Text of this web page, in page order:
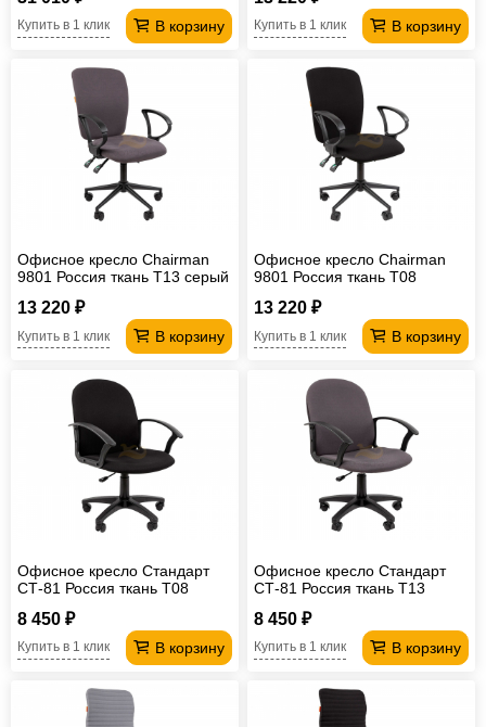
В корзину
Купить в 1 клик В корзину
Купить в 1 клик
Офисное кресло Chairman
9801 Россия ткань Т13 серый
13 220 ₽
В корзину
Купить в 1 клик
Офисное кресло Chairman
9801 Россия ткань T08
13 220 ₽
В корзину
Купить в 1 клик
Офисное кресло Стандарт
СТ-81 Россия ткань T08
8 450 ₽
В корзину
Купить в 1 клик
Офисное кресло Стандарт
СТ-81 Россия ткань Т13
8 450 ₽
В корзину
Купить в 1 клик